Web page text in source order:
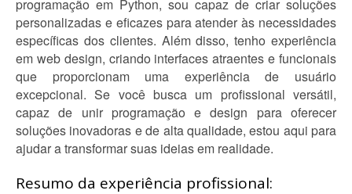
programação em Python, sou capaz de criar soluções
personalizadas e eficazes para atender às necessidades
específicas dos clientes. Além disso, tenho experiência
em web design, criando interfaces atraentes e funcionais
que proporcionam uma experiência de usuário
excepcional. Se você busca um profissional versátil,
capaz de unir programação e design para oferecer
soluções inovadoras e de alta qualidade, estou aqui para
ajudar a transformar suas ideias em realidade.
Resumo da experiência profissional: